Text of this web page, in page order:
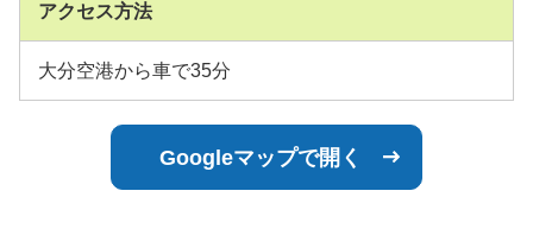
アクセス方法
大分空港から車で35分
Googleマップで開く